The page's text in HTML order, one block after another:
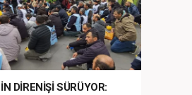
DİRENİŞİ SÜRÜYOR: